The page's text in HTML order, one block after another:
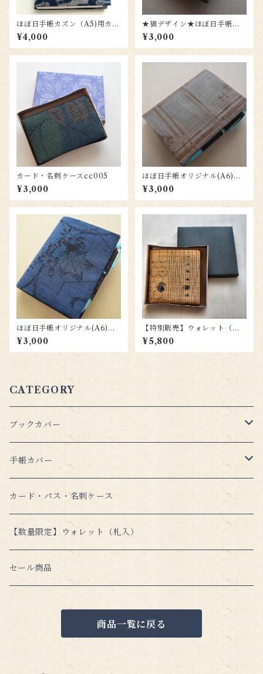
ほぼ日手帳カズン（A5)用カバ
ー hc030
¥4,000
★猫デザイン★ほぼ日手帳オ
リジナル（A6)用カバー to00
7n
¥3,000
カード・名刺ケースcc005
¥3,000
ほぼ日手帳オリジナル(A6)用
カバー ho033
¥3,000
ほぼ日手帳オリジナル(A6)用
カバー(結城紬)ho035
¥3,000
【特別販売】ウォレット（札
入）wl008
¥5,800
CATEGORY
ブックカバー
【本の(単)羽織】文庫本 （おススメの新商品！）
５周年記念セット
単品販売
【本の(上)羽織】文庫本
標準フリーサイズ
ハヤカワ文庫フリーサイズ（少し大きめ）
新書本フリーサイズ
標準サイズ
単行本フリーサイズ
単行本 B6サイズ（小さめ）
単行本 標準サイズ
手帳カバー
ほぼ日手帳対応カバー
オリジナル（A6）
カズン（A5）
カード・パス・名刺ケース
【数量限定】ウォレット（札入）
セール商品
商品一覧に戻る